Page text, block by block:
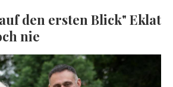
den ersten Blick" Eklat
nie